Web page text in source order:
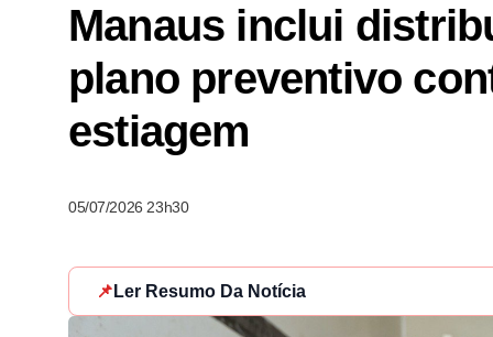
Manaus inclui
plano preventivo
estiagem
05/07/2026 23h30
📌 Ler Resumo Da Notícia